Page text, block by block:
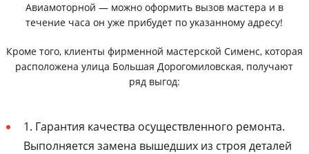
Авиамоторной — можно оформить вызов мастера и в
течение часа он уже прибудет по указанному адресу!
Кроме того, клиенты фирменной мастерской Сименс, которая
расположена улица Большая Дорогомиловская, получают
ряд выгод:
1. Гарантия качества осуществленного ремонта.
Выполняется замена вышедших из строя деталей